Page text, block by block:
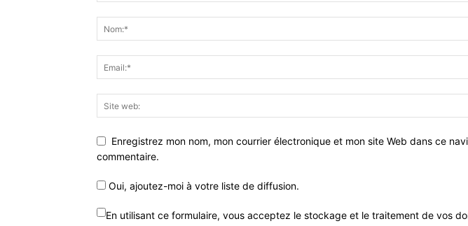
Enregistrez mon nom, mon courrier électronique et mon site Web dans ce
commentaire.
Oui, ajoutez-moi à votre liste de diffusion.
En utilisant ce formulaire, vous acceptez le stockage et le traitement de vos